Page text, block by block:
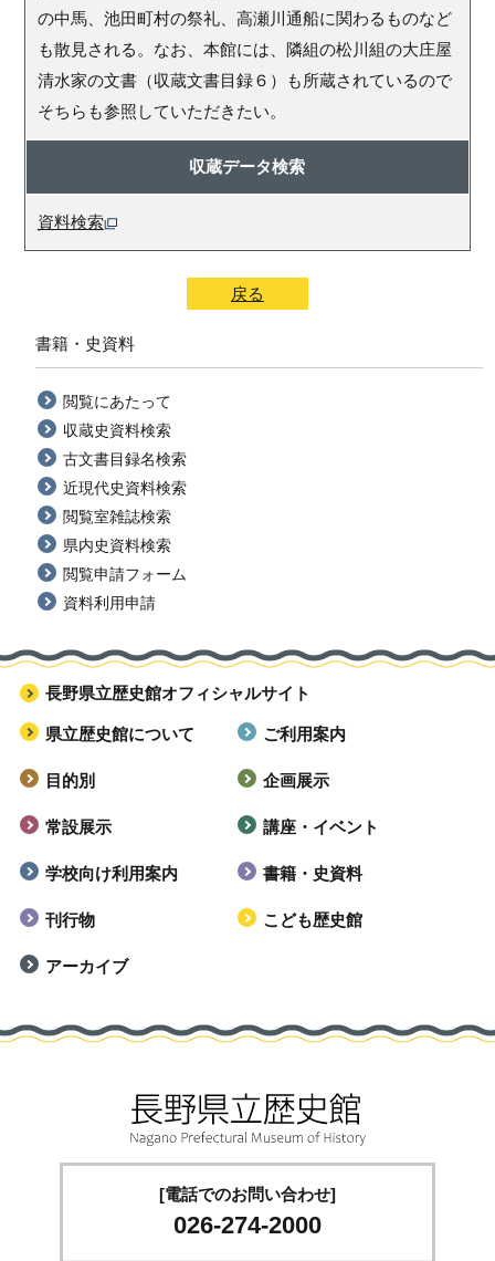
の中馬、池田町村の祭礼、高瀬川通船に関わるものなど
も散見される。なお、本館には、隣組の松川組の大庄屋
清水家の文書（収蔵文書目録６）も所蔵されているので
そちらも参照していただきたい。
収蔵データ検索
資料検索
戻る
書籍・史資料
閲覧にあたって
収蔵史資料検索
古文書目録名検索
近現代史資料検索
閲覧室雑誌検索
県内史資料検索
閲覧申請フォーム
資料利用申請
長野県立歴史館オフィシャルサイト
県立歴史館について ご利用案内
目的別 企画展示
常設展示 講座・イベント
学校向け利用案内 書籍・史資料
刊行物 こども歴史館
アーカイブ
[電話でのお問い合わせ]
026-274-2000